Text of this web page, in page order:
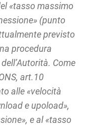
«tasso massimo
(punto
previsto
procedura
Come
art.10
alle «velocità
e upoload»,
e al «tasso